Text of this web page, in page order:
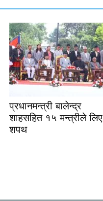
प्रधानमन्त्री बालेन्द्र
शाहसहित १५ मन्त्रीले लिए
शपथ